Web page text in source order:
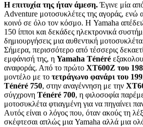
Η επιτυχία της ήταν άμεση.Έγινε μία
Adventure μοτοσυκλέτες της αγοράς, ενώ
κοινό σε όλο τον κόσμο. Η Yamaha
150 ίπποι και δεκάδες ηλεκτρονικά
δημιουργήσεις μια αυθεντική μοτοσυκλέτα
Σήμερα, περισσότερο από τέσσερις
εμφάνισή της, η Yamaha Ténéré
αναφοράς. Από το πρώτο XT600Z του
μοντέλο με το τετράγωνο φανάρι του
Ténéré 750, στην αναγέννηση με την
σύγχρονη Ténéré 700, η φιλοσοφία
μοτοσυκλέτα φτιαγμένη για να πηγαίνει
Αυτός είναι ο λόγος που, όταν ακούς τη
σκέφτεσαι απλώς μια Yamaha αλλά μια